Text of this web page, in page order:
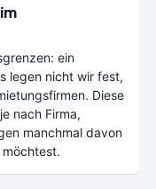
ein
legen nicht wir fest,
Diese
nach Firma,
manchmal davon